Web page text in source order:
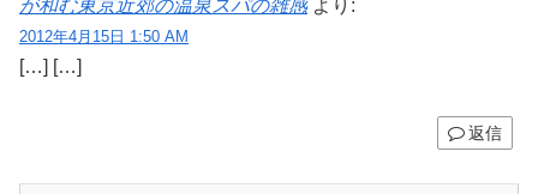
が和む東京近郊の温泉スパの雑感 より:
2012年4月15日 1:50 AM
[…] […]
返信